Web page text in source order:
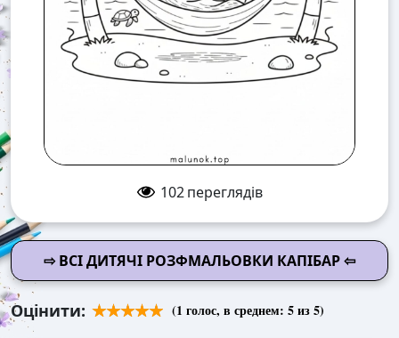
102 переглядів
⇨ ВСІ ДИТЯЧІ РОЗФМАЛЬОВКИ КАПІБАР ⇦
Оцінити: (1 голос, в среднем: 5из 5)